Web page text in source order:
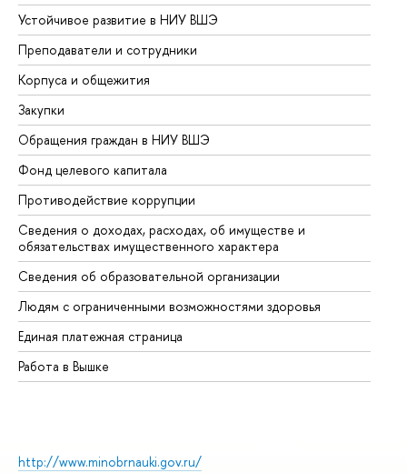
Устойчивое развитие в НИУ ВШЭ
Преподаватели и сотрудники
Корпуса и общежития
Закупки
Обращения граждан в НИУ ВШЭ
Фонд целевого капитала
Противодействие коррупции
Сведения о доходах, расходах, об имуществе и
обязательствах имущественного характера
Сведения об образовательной организации
Людям с ограниченными возможностями здоровья
Единая платежная страница
Работа в Вышке
http://www.minobrnauki.gov.ru/